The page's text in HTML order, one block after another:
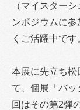
（マイスター
ンポジウムに
くご活躍中です
本展に先立ち松
て、個展「バ
回はその第2弾